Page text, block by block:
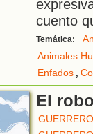
cuento
Temática:
Animales
Enfados,
El